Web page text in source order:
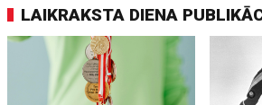
LAIKRAKSTA DIENA